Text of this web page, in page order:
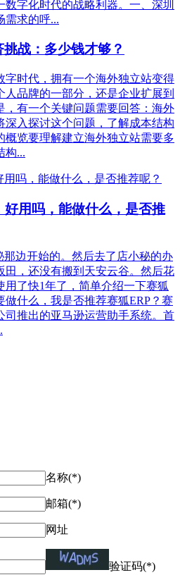
字化时代的战略利器。一、深圳
需求的呼...
战：多少钱才够？
字时代，拥有一个海外独立站变得
品牌的一部分，还是企业扩展到
，有一个关键问题需要回答：海外
深入探讨这个问题，了解成本结构
概览要理解建立海外独立站需要多
构...
用吗，能做什么，是否推
那边开始的。然后去了店小秘的办
田，还没有搬到天安云谷。然后花
用了快1年了，简单介绍一下赛狐
什么，我是否推荐赛狐ERP？赛
司推出的亚马逊运营助手系统。首
名称(*)
邮箱(*)
网址
验证码(*)